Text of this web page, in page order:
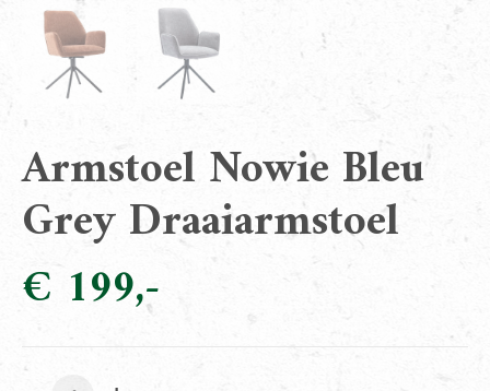
Armstoel Nowie Bleu
Grey Draaiarmstoel
€ 199